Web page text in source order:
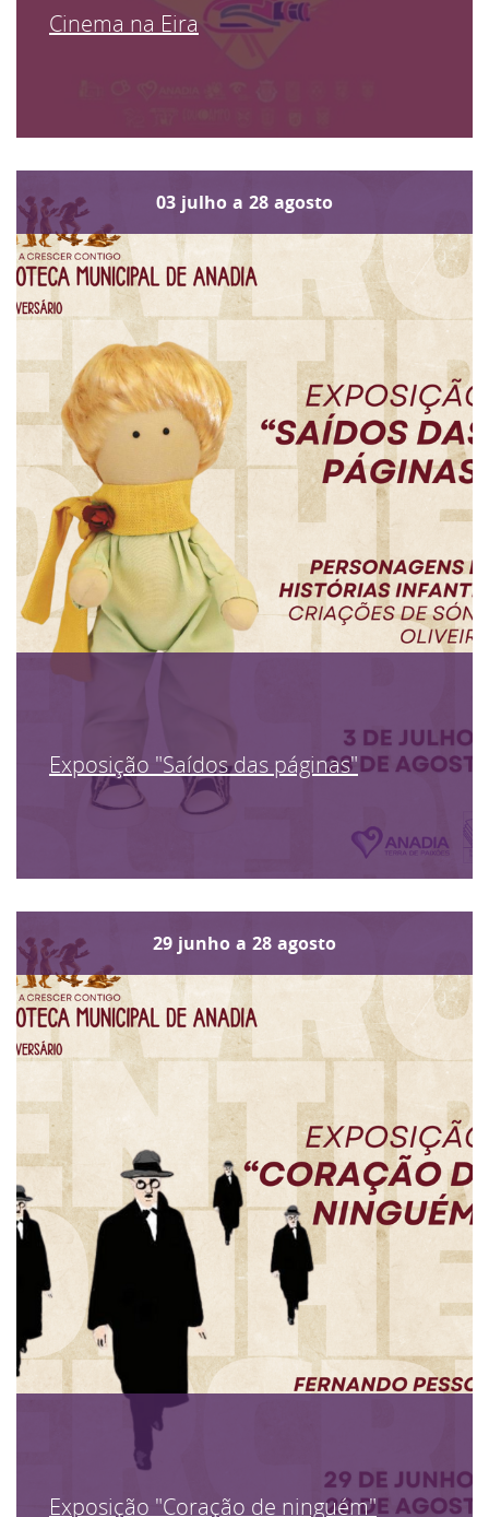
Cinema na Eira
03 julho a 28 agosto
Exposição "Saídos das páginas"
29 junho a 28 agosto
Exposição "Coração de ninguém"